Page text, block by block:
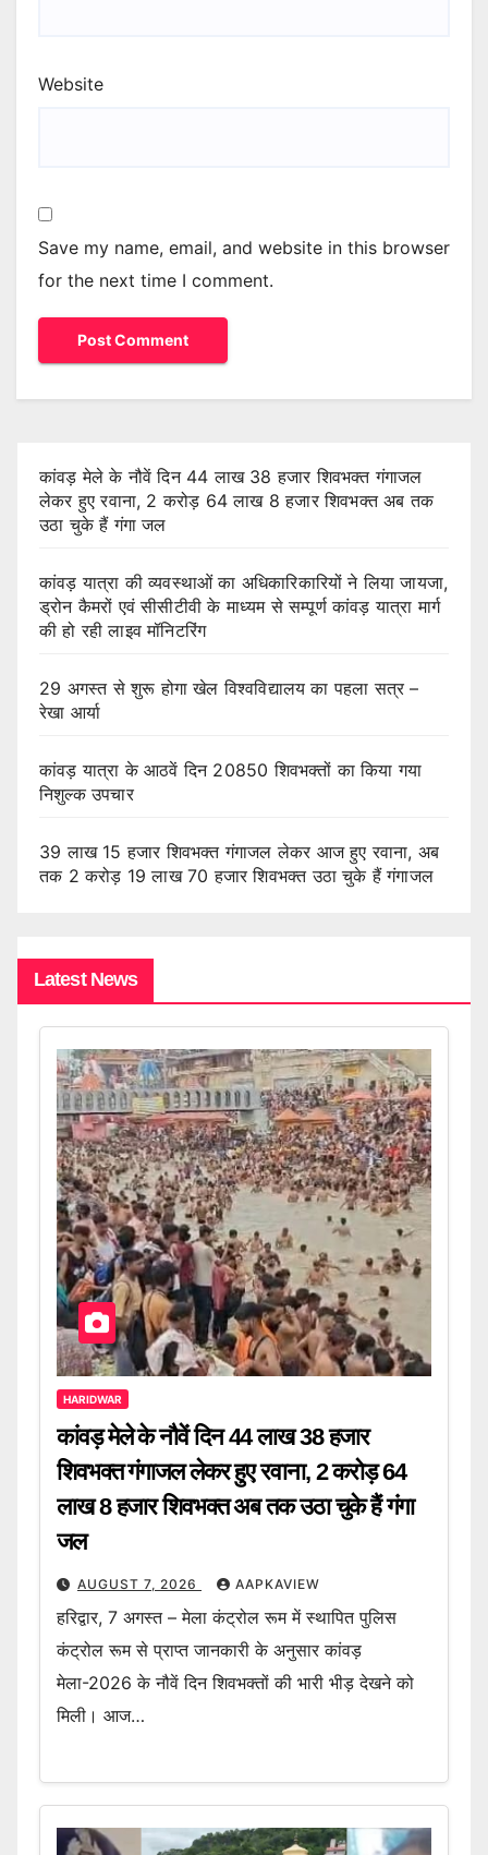
Website
Save my name, email, and website in this browser
for the next time I comment.
कांवड़ मेले के नौवें दिन 44 लाख 38 हजार शिवभक्त गंगाजल
लेकर हुए रवाना, 2 करोड़ 64 लाख 8 हजार शिवभक्त अब तक
उठा चुके हैं गंगा जल
कांवड़ यात्रा की व्यवस्थाओं का अधिकारिकारियों ने लिया जायजा,
ड्रोन कैमरों एवं सीसीटीवी के माध्यम से सम्पूर्ण कांवड़ यात्रा मार्ग
की हो रही लाइव मॉनिटरिंग
29 अगस्त से शुरू होगा खेल विश्वविद्यालय का पहला सत्र –
रेखा आर्या
कांवड़ यात्रा के आठवें दिन 20850 शिवभक्तों का किया गया
निशुल्क उपचार
39 लाख 15 हजार शिवभक्त गंगाजल लेकर आज हुए रवाना, अब
तक 2 करोड़ 19 लाख 70 हजार शिवभक्त उठा चुके हैं गंगाजल
Latest News
HARIDWAR
कांवड़ मेले के नौवें दिन 44 लाख 38 हजार
शिवभक्त गंगाजल लेकर हुए रवाना, 2 करोड़ 64
लाख 8 हजार शिवभक्त अब तक उठा चुके हैं गंगा
जल
AUGUST 7, 2026 AAPKAVIEW
हरिद्वार, 7 अगस्त – मेला कंट्रोल रूम में स्थापित पुलिस
कंट्रोल रूम से प्राप्त जानकारी के अनुसार कांवड़
मेला-2026 के नौवें दिन शिवभक्तों की भारी भीड़ देखने को
मिली। आज…